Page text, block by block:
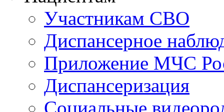
Участникам СВО
Диспансерное
Приложение МЧС
Диспансеризация